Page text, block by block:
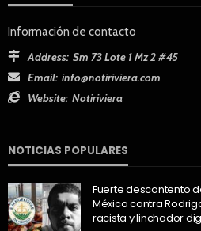
Información de contacto
Address: Sm 73 Lote 1 Mz 2 #45
Email: info@notiriviera.com
Website: Notiriviera
NOTICIAS POPULARES
Fuerte descontento
México contra
racista y linchador